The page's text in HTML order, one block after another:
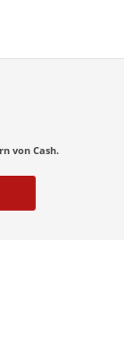
von Cash.